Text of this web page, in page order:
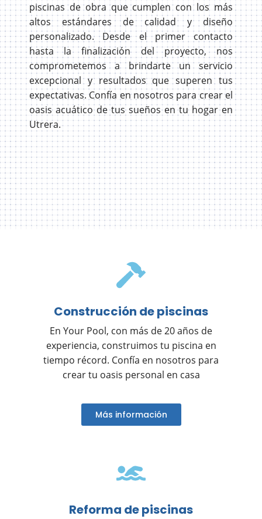
piscinas de obra que cumplen con los más
altos estándares de calidad y diseño
personalizado. Desde el primer contacto
hasta la finalización del proyecto, nos
comprometemos a brindarte un servicio
excepcional y resultados que superen tus
expectativas. Confía en nosotros para crear el
oasis acuático de tus sueños en tu hogar en
Utrera.
Construcción de piscinas
En Your Pool, con más de 20 años de
experiencia, construimos tu piscina en
tiempo récord. Confía en nosotros para
crear tu oasis personal en casa
Más información
Reforma de piscinas